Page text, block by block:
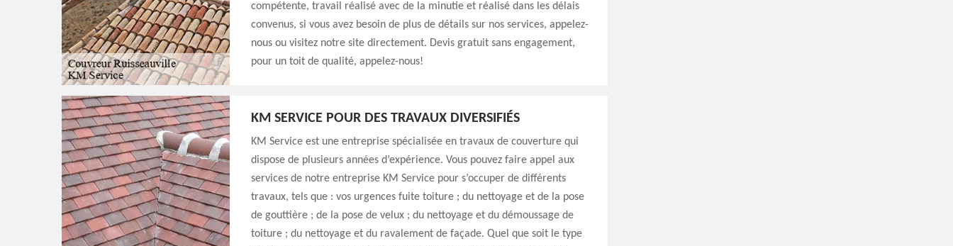
compétente, travail réalisé avec de la minutie et réalisé dans les délais
convenus, si vous avez besoin de plus de détails sur nos services, appelez-
nous ou visitez notre site directement. Devis gratuit sans engagement,
pour un toit de qualité, appelez-nous!
KM SERVICE POUR DES TRAVAUX DIVERSIFIÉS
KM Service est une entreprise spécialisée en travaux de couverture qui
dispose de plusieurs années d’expérience. Vous pouvez faire appel aux
services de notre entreprise KM Service pour s’occuper de différents
travaux, tels que : vos urgences fuite toiture ; du nettoyage et de la pose
de gouttière ; de la pose de velux ; du nettoyage et du démoussage de
toiture ; du nettoyage et du ravalement de façade. Quel que soit le type